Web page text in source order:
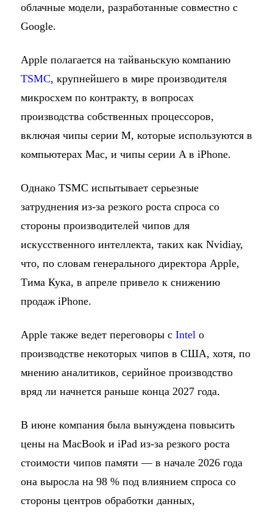
облачные модели, разработанные совместно с
Google.
Apple полагается на тайваньскую компанию
TSMC, крупнейшего в мире производителя
микросхем по контракту, в вопросах
производства собственных процессоров,
включая чипы серии M, которые используются в
компьютерах Mac, и чипы серии A в iPhone.
Однако TSMC испытывает серьезные
затруднения из-за резкого роста спроса со
стороны производителей чипов для
искусственного интеллекта, таких как Nvidiaу,
что, по словам генерального директора Apple,
Тима Кука, в апреле привело к снижению
продаж iPhone.
Apple также ведет переговоры с Intelо
производстве некоторых чипов в США, хотя, по
мнению аналитиков, серийное производство
вряд ли начнется раньше конца 2027 года.
В июне компания была вынуждена повысить
цены на MacBook и iPad из-за резкого роста
стоимости чипов памяти — в начале 2026 года
она выросла на 98 % под влиянием спроса со
стороны центров обработки данных,